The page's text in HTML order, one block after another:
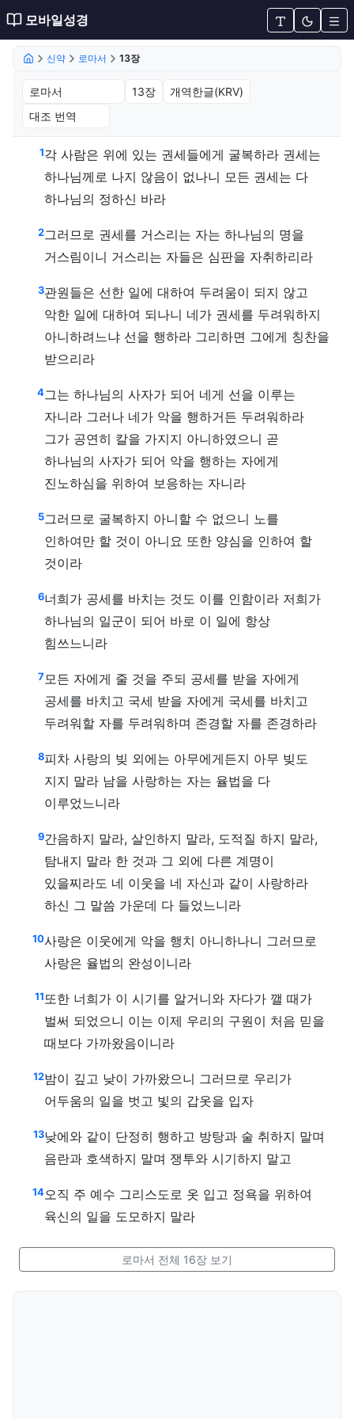
모바일성경
신약 로마서 13장
로마서 13장 (개역한글(KRV))
1각 사람은 위에 있는 권세들에게 굴복하라 권세는
하나님께로 나지 않음이 없나니 모든 권세는 다
하나님의 정하신 바라
2그러므로 권세를 거스리는 자는 하나님의 명을
거스림이니 거스리는 자들은 심판을 자취하리라
3관원들은 선한 일에 대하여 두려움이 되지 않고
악한 일에 대하여 되나니 네가 권세를 두려워하지
아니하려느냐 선을 행하라 그리하면 그에게 칭찬을
받으리라
4그는 하나님의 사자가 되어 네게 선을 이루는
자니라 그러나 네가 악을 행하거든 두려워하라
그가 공연히 칼을 가지지 아니하였으니 곧
하나님의 사자가 되어 악을 행하는 자에게
진노하심을 위하여 보응하는 자니라
5그러므로 굴복하지 아니할 수 없으니 노를
인하여만 할 것이 아니요 또한 양심을 인하여 할
것이라
6너희가 공세를 바치는 것도 이를 인함이라 저희가
하나님의 일군이 되어 바로 이 일에 항상
힘쓰느니라
7모든 자에게 줄 것을 주되 공세를 받을 자에게
공세를 바치고 국세 받을 자에게 국세를 바치고
두려워할 자를 두려워하며 존경할 자를 존경하라
8피차 사랑의 빚 외에는 아무에게든지 아무 빚도
지지 말라 남을 사랑하는 자는 율법을 다
이루었느니라
9간음하지 말라, 살인하지 말라, 도적질 하지 말라,
탐내지 말라 한 것과 그 외에 다른 계명이
있을찌라도 네 이웃을 네 자신과 같이 사랑하라
하신 그 말씀 가운데 다 들었느니라
10사랑은 이웃에게 악을 행치 아니하나니 그러므로
사랑은 율법의 완성이니라
11또한 너희가 이 시기를 알거니와 자다가 깰 때가
벌써 되었으니 이는 이제 우리의 구원이 처음 믿을
때보다 가까왔음이니라
12밤이 깊고 낮이 가까왔으니 그러므로 우리가
어두움의 일을 벗고 빛의 갑옷을 입자
13낮에와 같이 단정히 행하고 방탕과 술 취하지 말며
음란과 호색하지 말며 쟁투와 시기하지 말고
14오직 주 예수 그리스도로 옷 입고 정욕을 위하여
육신의 일을 도모하지 말라
로마서 전체 16장 보기